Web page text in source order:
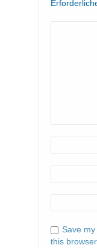
Save
this